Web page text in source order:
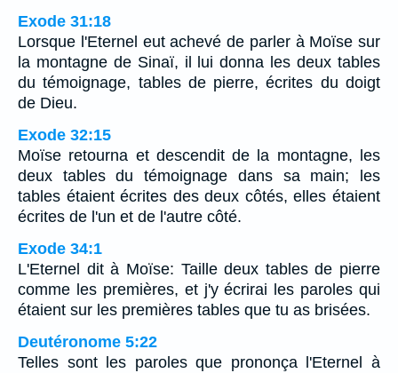
Exode 31:18
Lorsque l'Eternel eut achevé de parler à Moïse sur
la montagne de Sinaï, il lui donna les deux tables
du témoignage, tables de pierre, écrites du doigt
de Dieu.
Exode 32:15
Moïse retourna et descendit de la montagne, les
deux tables du témoignage dans sa main; les
tables étaient écrites des deux côtés, elles étaient
écrites de l'un et de l'autre côté.
Exode 34:1
L'Eternel dit à Moïse: Taille deux tables de pierre
comme les premières, et j'y écrirai les paroles qui
étaient sur les premières tables que tu as brisées.
Deutéronome 5:22
Telles sont les paroles que prononça l'Eternel à